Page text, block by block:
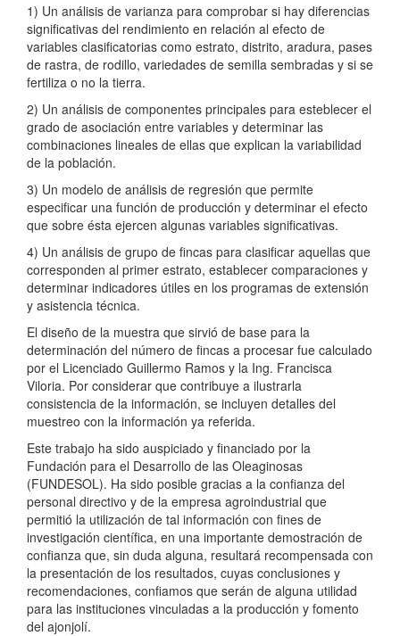
1) Un análisis de varianza para comprobar si hay diferencias
significativas del rendimiento en relación al efecto de
variables clasificatorias como estrato, distrito, aradura, pases
de rastra, de rodillo, variedades de semilla sembradas y si se
fertiliza o no la tierra.
2) Un análisis de componentes principales para esteblecer el
grado de asociación entre variables y determinar las
combinaciones lineales de ellas que explican la variabilidad
de la población.
3) Un modelo de análisis de regresión que permite
especificar una función de producción y determinar el efecto
que sobre ésta ejercen algunas variables significativas.
4) Un análisis de grupo de fincas para clasificar aquellas que
corresponden al primer estrato, establecer comparaciones y
determinar indicadores útiles en los programas de extensión
y asistencia técnica.
El diseño de la muestra que sirvió de base para la
determinación del número de fincas a procesar fue calculado
por el Licenciado Guillermo Ramos y la Ing. Francisca
Viloria. Por considerar que contribuye a ilustrarla
consistencia de la información, se incluyen detalles del
muestreo con la información ya referida.
Este trabajo ha sido auspiciado y financiado por la
Fundación para el Desarrollo de las Oleaginosas
(FUNDESOL). Ha sido posible gracias a la confianza del
personal directivo y de la empresa agroindustrial que
permitió la utilización de tal información con fines de
investigación científica, en una importante demostración de
confianza que, sin duda alguna, resultará recompensada con
la presentación de los resultados, cuyas conclusiones y
recomendaciones, confiamos que serán de alguna utilidad
para las instituciones vinculadas a la producción y fomento
del ajonjolí.